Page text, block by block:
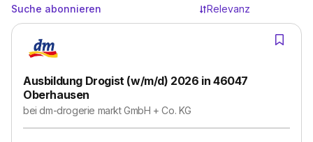
Suche abonnieren Relevanz
Ausbildung Drogist (w/m/d) 2026 in 46047
Oberhausen
beidm-drogerie markt GmbH + Co. KG